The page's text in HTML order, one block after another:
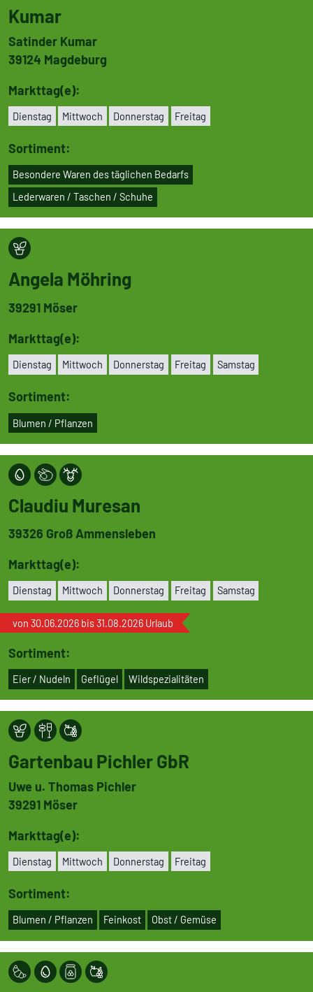
Kumar
Satinder Kumar
39124 Magdeburg
Markttag(e):
Dienstag Mittwoch Don­ners­tag Freitag
Sortiment:
Besondere Waren des täglichen Bedarfs
Leder­wa­ren / Taschen / Schuhe
Angela Möhring
39291 Möser
Markttag(e):
Dienstag Mittwoch Don­ners­tag Freitag Samstag
Sortiment:
Blumen / Pflanzen
Claudiu Muresan
39326 Groß Ammens­le­ben
Markttag(e):
Dienstag Mittwoch Don­ners­tag Freitag Samstag
von 30.06.2026 bis 31.08.2026 Urlaub
Sortiment:
Eier / Nudeln Geflügel Wild­spe­zi­a­li­tä­ten
Gartenbau Pichler GbR
Uwe u. Thomas Pichler
39291 Möser
Markttag(e):
Dienstag Mittwoch Don­ners­tag Freitag
Sortiment:
Blumen / Pflanzen Feinkost Obst / Gemüse